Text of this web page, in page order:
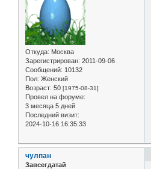
Откуда: Москва
Зарегистрирован: 2011-09-06
Сообщений: 10132
Пол: Женский
Возраст: 50 [1975-08-31]
Провел на форуме:
3 месяца 5 дней
Последний визит:
2024-10-16 16:35:33
чулпан
Завсегдатай